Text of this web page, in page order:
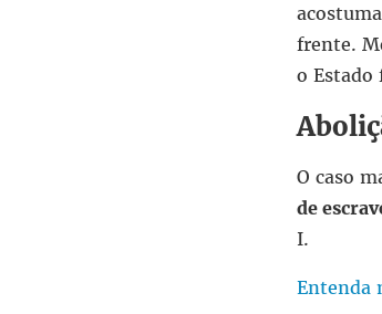
frente.
o Estado
O caso
de
I.
Entenda